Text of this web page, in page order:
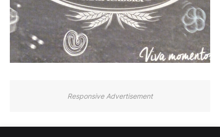
Responsive Advertisement